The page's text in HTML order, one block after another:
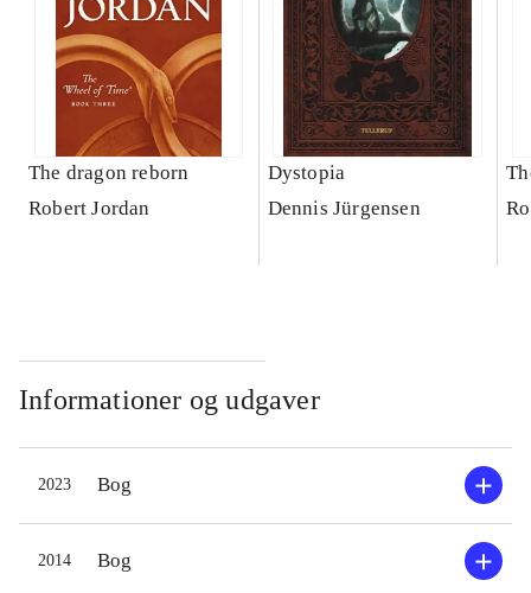
The dragon reborn
Robert Jordan
Dystopia
Dennis Jürgensen
Informationer og udgaver
2023 Bog
2014 Bog